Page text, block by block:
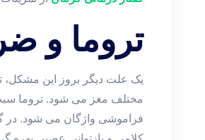
تروما و
یک علت دیگر بروز این
مختلف مغز می شود. تروما
فراموشی واژگان می شود. در